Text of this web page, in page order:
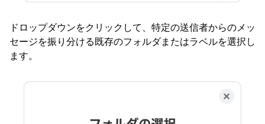
ドロップダウンをクリックして、特定の送信者からのメッ
セージを振り分ける既存のフォルダまたはラベルを選択し
ます。